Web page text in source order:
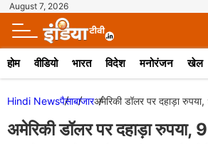
August 7, 2026
होम वीडियो भारत विदेश मनोरंजन खेल
Hindi Newsपैसाबाजारअमेरिकी डॉलर पर दहाड़ा
अमेरिकी डॉलर पर दहाड़ा रुपया,